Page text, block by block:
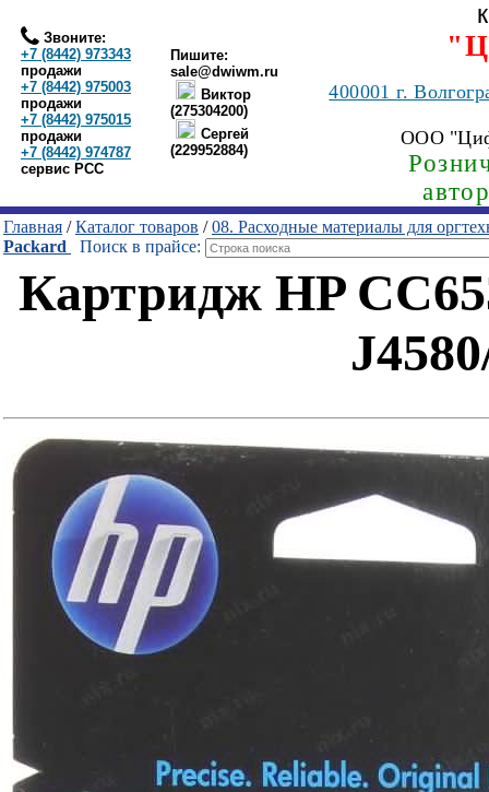
Звоните:
+7 (8442) 973343
продажи
+7 (8442) 975003
продажи
+7 (8442) 975015
продажи
+7 (8442) 974787
сервис РСС
Пишите:
sale@dwiwm.ru
Виктор
(275304200)
Сергей
(229952884)
400001г.
ООО
Главная /Каталог товаров /08. Расходные материалы для
Packard
Поиск в прайсе:
Картридж HP